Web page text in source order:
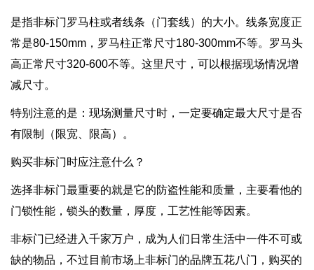
是指非标门罗马柱或者线条（门套线）的大小。线条宽度正
常是80-150mm，罗马柱正常尺寸180-300mm不等。罗马头
高正常尺寸320-600不等。这里尺寸，可以根据现场情况增
减尺寸。
特别注意的是：现场测量尺寸时，一定要确定最大尺寸是否
有限制（限宽、限高）。
购买非标门时应注意什么？
选择非标门最重要的就是它的防盗性能和质量，主要看他的
门锁性能，锁头的数量，厚度，工艺性能等因素。
非标门已经进入千家万户，成为人们日常生活中一件不可或
缺的物品，不过目前市场上非标门的品牌五花八门，购买的